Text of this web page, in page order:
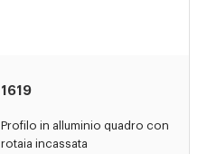
1619
Profilo in alluminio quadro con
rotaia incassata